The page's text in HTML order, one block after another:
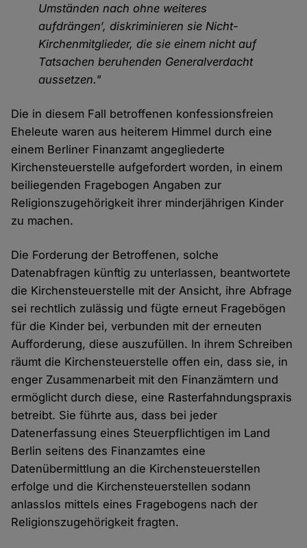
Umständen nach ohne weiteres
aufdrängen‘, diskriminieren sie Nicht-
Kirchenmitglieder, die sie einem nicht auf
Tatsachen beruhenden Generalverdacht
aussetzen."
Die in diesem Fall betroffenen konfessionsfreien
Eheleute waren aus heiterem Himmel durch eine
einem Berliner Finanzamt angegliederte
Kirchensteuerstelle aufgefordert worden, in einem
beiliegenden Fragebogen Angaben zur
Religionszugehörigkeit ihrer minderjährigen Kinder
zu machen.
Die Forderung der Betroffenen, solche
Datenabfragen künftig zu unterlassen, beantwortete
die Kirchensteuerstelle mit der Ansicht, ihre Abfrage
sei rechtlich zulässig und fügte erneut Fragebögen
für die Kinder bei, verbunden mit der erneuten
Aufforderung, diese auszufüllen. In ihrem Schreiben
räumt die Kirchensteuerstelle offen ein, dass sie, in
enger Zusammenarbeit mit den Finanzämtern und
ermöglicht durch diese, eine Rasterfahndungspraxis
betreibt. Sie führte aus, dass bei jeder
Datenerfassung eines Steuerpflichtigen im Land
Berlin seitens des Finanzamtes eine
Datenübermittlung an die Kirchensteuerstellen
erfolge und die Kirchensteuerstellen sodann
anlasslos mittels eines Fragebogens nach der
Religionszugehörigkeit fragten.